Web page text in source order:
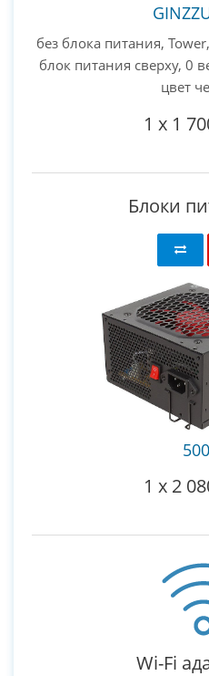
без блока питания,
блок питания сверху, 0
цвет
1 x 1
Блоки
1 x 2
Wi-Fi